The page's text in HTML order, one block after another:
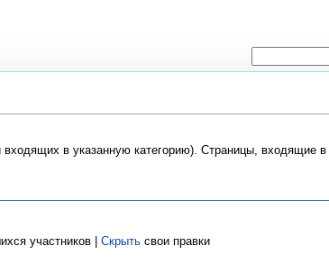
входящих в указанную категорию). Страницы, входящие в
участников | Скрытьсвои правки